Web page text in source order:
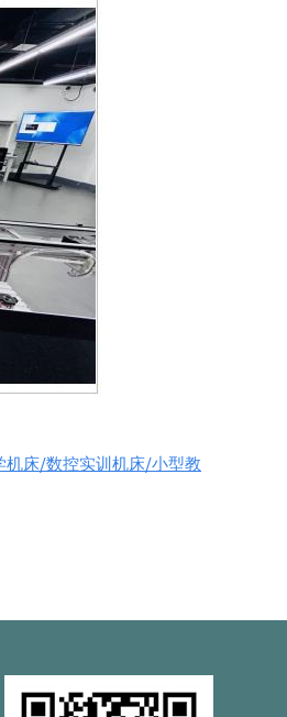
床/数控实训机床/小型教